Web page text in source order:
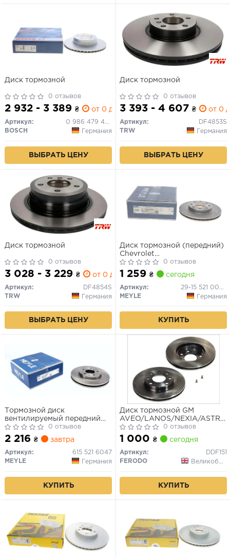
Диск тормозной
0 отзывов
2 932 - 3 389 ₴ от 0 дн.
Артикул:
0 986 479 443
BOSCH
Германия
ВЫБРАТЬ ЦЕНУ
Диск тормозной
0 отзывов
3 393 - 4 607 ₴ от 0
Артикул:
DF4853S
TRW
Германия
ВЫБРАТЬ ЦЕНУ
Диск тормозной
0 отзывов
3 028 - 3 229 ₴ от 0 дн.
Артикул:
DF4854S
TRW
Германия
ВЫБРАТЬ ЦЕНУ
Диск тормозной (передний)
Chevrolet
Aveo/Spark/Daewoo
Kalos/Lanos/Lacetti/Nexia
95- (236x20)
0 отзывов
1 259 ₴ сегодня
Артикул:
29-15 521 0006
MEYLE
Германия
КУПИТЬ
Тормозной диск
вентилируемый передний
Chevrolet CAPTIVA
0 отзывов
2 216 ₴ завтра
Артикул:
615 521 6047
MEYLE
Германия
КУПИТЬ
Диск тормозной GM
AVEO/LANOS/NEXIA/ASTRA
F/CORSA B 92- перед.
0 отзывов
1 000 ₴ сегодня
Артикул:
DDF151
FERODO
Великобритания
КУПИТЬ